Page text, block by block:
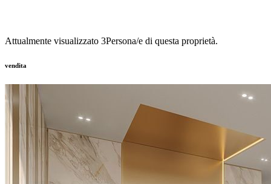
Attualmente visualizzato 3Persona/e di questa proprietà.
vendita